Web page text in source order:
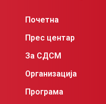
Почетна
Прес центар
За СДСМ
Организација
Програма